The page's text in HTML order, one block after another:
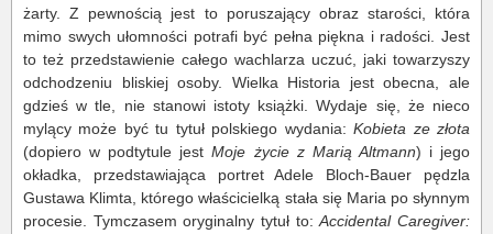
żarty. Z pewnością jest to poruszający obraz starości, która
mimo swych ułomności potrafi być pełna piękna i radości. Jest
to też przedstawienie całego wachlarza uczuć, jaki towarzyszy
odchodzeniu bliskiej osoby. Wielka Historia jest obecna, ale
gdzieś w tle, nie stanowi istoty książki. Wydaje się, że nieco
mylący może być tu tytuł polskiego wydania:Kobieta ze złota
(dopiero w podtytule jestMoje życie z Marią Altmann) i jego
okładka, przedstawiająca portret Adele Bloch-Bauer pędzla
Gustawa Klimta, którego właścicielką stała się Maria po słynnym
procesie. Tymczasem oryginalny tytuł to:Accidental Caregiver: